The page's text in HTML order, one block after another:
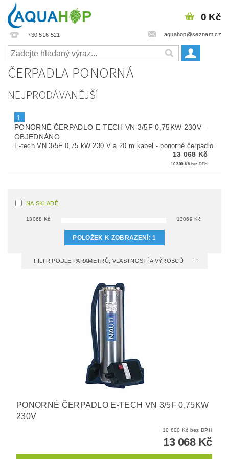
730 516 521 aquahop@seznam.cz
0 Kč
ČERPADLA PONORNÁ
NEJPRODÁVANĚJŠÍ
1.
PONORNÉ ČERPADLO E-TECH VN 3/5F 0,75KW 230V–
OBJEDNÁNO
E-tech VN 3/5F 0,75 kW 230 V a 20 m kabel - ponorné čerpadlo
13 068 Kč
10 800 Kč bez DPH
NA SKLADĚ
13068 Kč 13069 Kč
POLOŽEK K ZOBRAZENÍ:1
FILTR PODLE PARAMETRŮ, VLASTNOSTÍ A VÝROBCŮ
PONORNÉ ČERPADLO E-TECH VN 3/5F 0,75KW
230V
10 800 Kč bez DPH
13 068 Kč